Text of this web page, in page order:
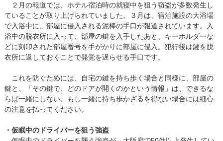
２月の報道では、ホテル宿泊時の就寝中を狙う窃盗が多数発生し
ていることが取り上げられていました。３月は、宿泊施設の大浴場
で入浴中に、部屋に侵入される泥棒の手口が報道されています。入
浴中の脱衣所に入って、部屋の鍵を入手したあと、キーホルダーな
どに刻印された部屋番号を手がかりに部屋に侵入。犯行後は鍵を脱
衣所に返しておくことで発覚を遅らせる手口です。
これを防ぐためには、自宅の鍵を持ち歩く場合と同様に、部屋の
鍵と、「その鍵で、どのドアが開くのかという情報」は、できるな
らば一緒にしない、もし一緒に持ち歩かざるを得ない場合には細心
の注意を払ってください。
・仮眠中のドライバーを狙う強盗